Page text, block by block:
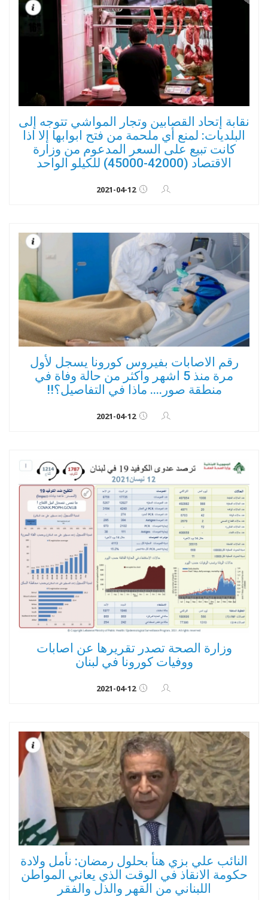
نقابة إتحاد القصابين وتجار المواشي تتوجه إلى
البلديات: لمنع أي ملحمة من فتح ابوابها إلا اذا
كانت تبيع على السعر المدعوم من وزارة
الاقتصاد (42000-45000) للكيلو الواحد
2021-04-12
رقم الاصابات بفيروس كورونا يسجل لأول
مرة منذ 5 اشهر واكثر من حالة وفاة في
منطقة صور.... ماذا في التفاصيل؟!!
2021-04-12
وزارة الصحة تصدر تقريرها عن اصابات
ووفيات كورونا في لبنان
2021-04-12
النائب علي بزي هنأ بحلول رمضان: نأمل ولادة
حكومة الانقاذ في الوقت الذي يعاني المواطن
اللبناني من القهر والذل والفقر